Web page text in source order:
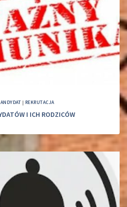
| REKRUTACJA
I ICH RODZICÓW